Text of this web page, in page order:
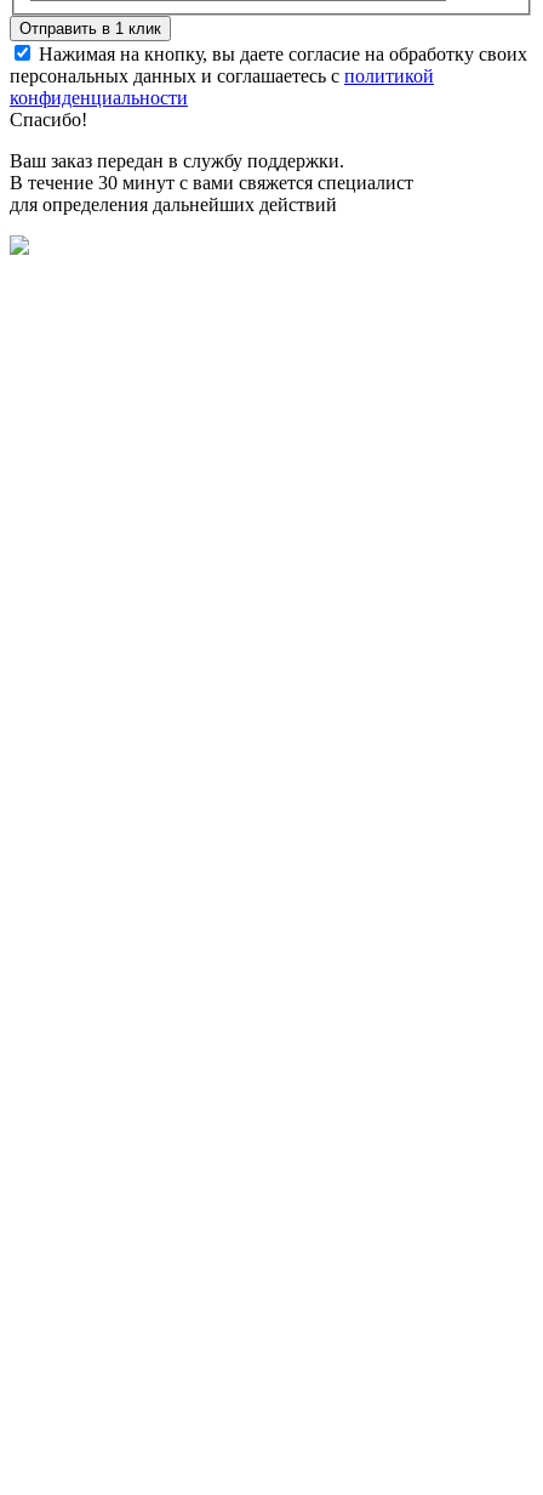
Нажимая на кнопку, вы даете согласие на обработку своих
персональных данных и соглашаетесь с политикой
конфиденциальности
Спасибо!
Ваш заказ передан в службу поддержки.
В течение 30 минут с вами свяжется специалист
для определения дальнейших действий